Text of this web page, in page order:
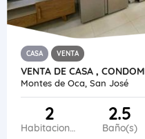
CASA VENTA
Montes de Oca, San José
2
Habitaciones
2.5
Baño(s)